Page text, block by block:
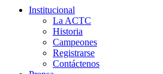
Institucional
La ACTC
Historia
Campeones
Registrarse
Contáctenos